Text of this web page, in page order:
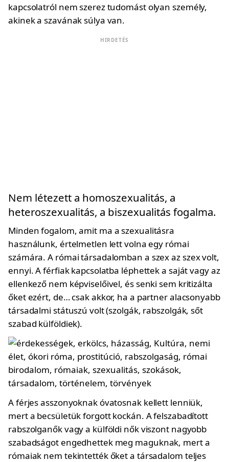
kapcsolatról nem szerez tudomást olyan személy,
akinek a szavának súlya van.
HIRDETÉS
Nem létezett a homoszexualitás, a
heteroszexualitás, a biszexualitás fogalma.
Minden fogalom, amit ma a szexualitásra
használunk, értelmetlen lett volna egy római
számára. A római társadalomban a szex az szex volt,
ennyi. A férfiak kapcsolatba léphettek a saját vagy az
ellenkező nem képviselőivel, és senki sem kritizálta
őket ezért, de… csak akkor, ha a partner alacsonyabb
társadalmi státuszú volt (szolgák, rabszolgák, sőt
szabad külföldiek).
A férjes asszonyoknak óvatosnak kellett lenniük,
mert a becsületük forgott kockán. A felszabadított
rabszolganők vagy a külföldi nők viszont nagyobb
szabadságot engedhettek meg maguknak, mert a
rómaiak nem tekintették őket a társadalom teljes